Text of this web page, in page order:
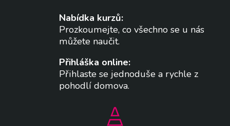
Nabídka kurzů:
Prozkoumejte, co všechno se u nás
můžete naučit.
Přihláška online:
Přihlaste se jednoduše a rychle z
pohodlí domova.
